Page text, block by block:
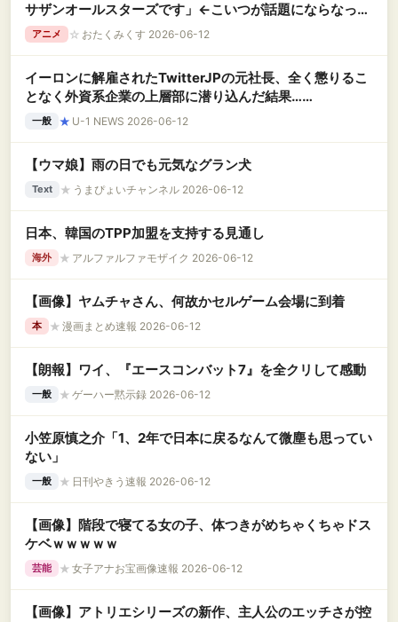
サザンオールスターズです」←こいつが話題にならなった
理由
アニメ ☆ おたくみくす 2026-06-12
イーロンに解雇されたTwitterJPの元社長、全く懲りるこ
となく外資系企業の上層部に潜り込んだ結果……
一般 ★ U-1 NEWS 2026-06-12
【ウマ娘】雨の日でも元気なグラン犬
Text ★ うまぴょいチャンネル 2026-06-12
日本、韓国のTPP加盟を支持する見通し
海外 ★ アルファルファモザイク 2026-06-12
【画像】ヤムチャさん、何故かセルゲーム会場に到着
本 ★ 漫画まとめ速報 2026-06-12
【朗報】ワイ、『エースコンバット7』を全クリして感動
一般 ★ ゲーハー黙示録 2026-06-12
小笠原慎之介「1、2年で日本に戻るなんて微塵も思ってい
ない」
一般 ★ 日刊やきう速報 2026-06-12
【画像】階段で寝てる女の子、体つきがめちゃくちゃドス
ケベｗｗｗｗｗ
芸能 ★ 女子アナお宝画像速報 2026-06-12
【画像】アトリエシリーズの新作、主人公のエッチさが控